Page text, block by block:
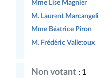
Mme Lise Magnier
M. Laurent Marcangeli
Mme Béatrice Piron
M. Frédéric Valletoux
Non votant : 1